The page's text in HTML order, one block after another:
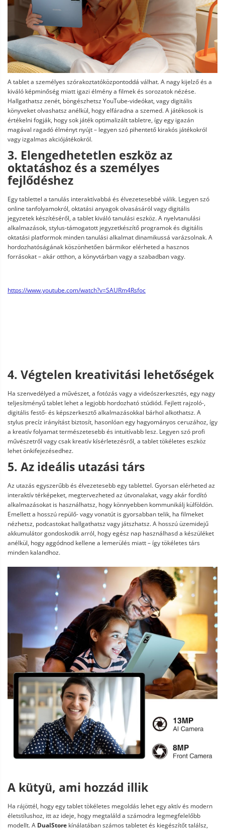
A tablet a személyes szórakoztatóközpontoddá válhat. A nagy kijelző és a
kiváló képminőség miatt igazi élmény a filmek és sorozatok nézése.
Hallgathatsz zenét, böngészhetsz YouTube-videókat, vagy digitális
könyveket olvashatsz anélkül, hogy elfáradna a szemed. A játékosok is
értékelni fogják, hogy sok játék optimalizált tabletre, így egy igazán
magával ragadó élményt nyújt – legyen szó pihentető kirakós játékokról
vagy izgalmas akciójátékokról.
3. Elengedhetetlen eszköz az
oktatáshoz és a személyes
fejlődéshez
Egy tablettel a tanulás interaktívabbá és élvezetesebbé válik. Legyen szó
online tanfolyamokról, oktatási anyagok olvasásáról vagy digitális
jegyzetek készítéséről, a tablet kiváló tanulási eszköz. A nyelvtanulási
alkalmazások, stylus-támogatott jegyzetkészítő programok és digitális
oktatási platformok minden tanulási alkalmat dinamikussá varázsolnak. A
hordozhatóságának köszönhetően bármikor elérheted a hasznos
forrásokat – akár otthon, a könyvtárban vagy a szabadban vagy.
https://www.youtube.com/watch?v=SAURm4Rsfoc
4. Végtelen kreativitási lehetőségek
Ha szenvedélyed a művészet, a fotózás vagy a videószerkesztés, egy nagy
teljesítményű tablet lehet a legjobb hordozható stúdiód. Fejlett rajzoló-,
digitális festő- és képszerkesztő alkalmazásokkal bárhol alkothatsz. A
stylus precíz irányítást biztosít, hasonlóan egy hagyományos ceruzához, így
a kreatív folyamat természetesebb és intuitívabb lesz. Legyen szó profi
művészetről vagy csak kreatív kísérletezésről, a tablet tökéletes eszköz
lehet önkifejezésedhez.
5. Az ideális utazási társ
Az utazás egyszerűbb és élvezetesebb egy tablettel. Gyorsan elérheted az
interaktív térképeket, megtervezheted az útvonalakat, vagy akár fordító
alkalmazásokat is használhatsz, hogy könnyebben kommunikálj külföldön.
Emellett a hosszú repülő- vagy vonatút is gyorsabban telik, ha filmeket
nézhetsz, podcastokat hallgathatsz vagy játszhatsz. A hosszú üzemidejű
akkumulátor gondoskodik arról, hogy egész nap használhasd a készüléket
anélkül, hogy aggódnod kellene a lemerülés miatt – így tökéletes társ
minden kalandhoz.
A kütyü, ami hozzád illik
Ha rájöttél, hogy egy tablet tökéletes megoldás lehet egy aktív és modern
életstílushoz, itt az ideje, hogy megtaláld a számodra legmegfelelőbb
modellt. A DualStore kínálatában számos tabletet és kiegészítőt találsz,